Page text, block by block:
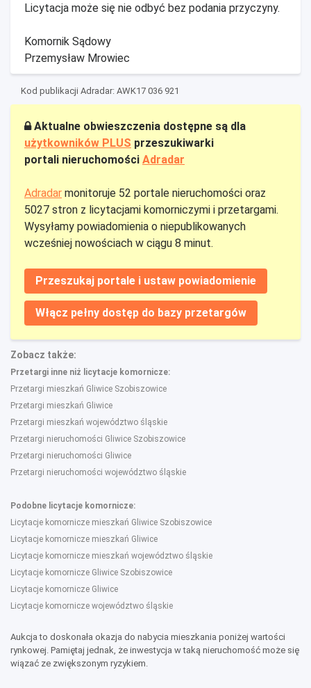
Licytacja może się nie odbyć bez podania przyczyny.
Komornik Sądowy
Przemysław Mrowiec
Kod publikacji Adradar: AWK17 036 921
Aktualne obwieszczenia dostępne są dla
użytkowników PLUS przeszukiwarki
portali nieruchomości Adradar
Adradar monitoruje 52 portale nieruchomości oraz
5027 stron z licytacjami komorniczymi i przetargami.
Wysyłamy powiadomienia o niepublikowanych
wcześniej nowościach w ciągu 8 minut.
Przeszukaj portale i ustaw powiadomienie
Włącz pełny dostęp do bazy przetargów
Zobacz także:
Przetargi inne niż licytacje komornicze:
Przetargi mieszkań Gliwice Szobiszowice
Przetargi mieszkań Gliwice
Przetargi mieszkań województwo śląskie
Przetargi nieruchomości Gliwice Szobiszowice
Przetargi nieruchomości Gliwice
Przetargi nieruchomości województwo śląskie
Podobne licytacje komornicze:
Licytacje komornicze mieszkań Gliwice Szobiszowice
Licytacje komornicze mieszkań Gliwice
Licytacje komornicze mieszkań województwo śląskie
Licytacje komornicze Gliwice Szobiszowice
Licytacje komornicze Gliwice
Licytacje komornicze województwo śląskie
Aukcja to doskonała okazja do nabycia mieszkania poniżej wartości
rynkowej. Pamiętaj jednak, że inwestycja w taką nieruchomość może się
wiązać ze zwiększonym ryzykiem.